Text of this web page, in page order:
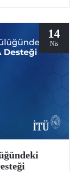
14
Nis